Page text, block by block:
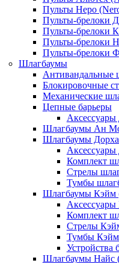
Пульты Неро
Пульты-брелоки
Пульты-брелоки
Пульты-брелоки
Пульты-брелоки
Шлагбаумы
Антивандальные
Блокировочные
Механические
Цепные барьеры
Аксессуары
Шлагбаумы Ан
Шлагбаумы
Комплект
Стрелы
Тумбы
Шлагбаумы Кэйм
Комплект
Стрелы
Тумбы
Устройства
Шлагбаумы Найс